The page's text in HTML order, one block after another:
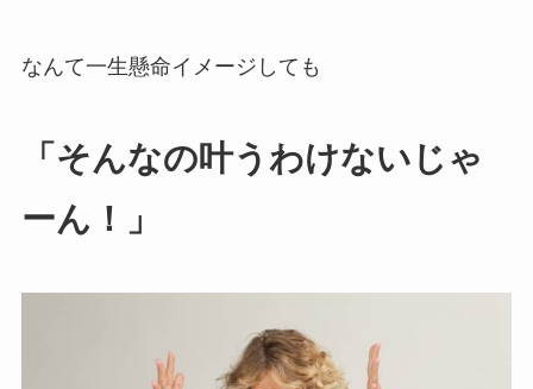
なんて一生懸命イメージしても
「そんなの叶うわけないじゃ
ーん！」